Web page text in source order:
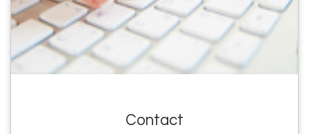
Contact